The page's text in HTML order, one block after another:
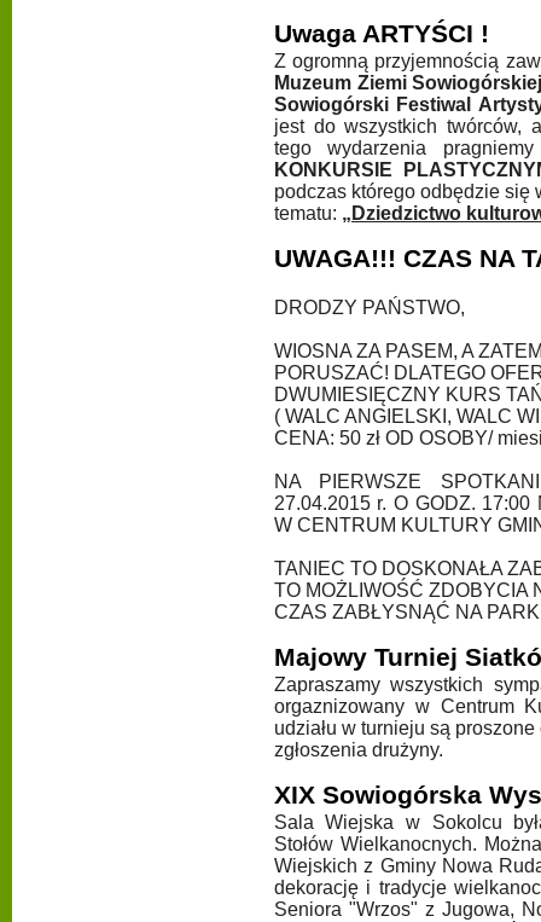
Uwaga ARTYŚCI !
Z ogromną przyjemnością
Muzeum Ziemi
Sowiogórski Festiwal
jest do wszystkich twórców,
tego wydarzenia
KONKURSIE
podczas którego odbędzie
tematu: „Dziedzictwo
UWAGA!!! CZAS NA
DRODZY PAŃSTWO,
WIOSNA ZA PASEM, A
PORUSZAĆ! DLATEGO
DWUMIESIĘCZNY KURS
( WALC ANGIELSKI, WALC
CENA: 50 zł OD OSOBY/
NA PIERWSZE
27.04.2015 r. O GODZ.
W CENTRUM KULTURY
TANIEC TO DOSKONAŁA
TO MOŻLIWOŚĆ ZDOBYCIA
CZAS ZABŁYSNĄĆ NA
Majowy Turniej
Zapraszamy wszystkich
orgaznizowany w Centrum
udziału w turnieju są
zgłoszenia drużyny.
XIX Sowiogórska
Sala Wiejska w Sokolcu
Stołów Wielkanocnych.
Wiejskich z Gminy Nowa
dekorację i tradycje
Seniora "Wrzos" z Jugowa,